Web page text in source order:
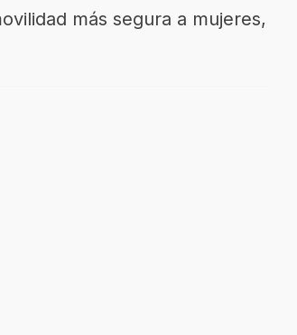
más segura a mujeres,